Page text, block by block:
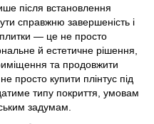
після встановлення
справжню завершеність і
плитки — це не просто
й естетичне рішення,
та продовжити
просто купити плінтус під
типу покриття, умовам
задумам.